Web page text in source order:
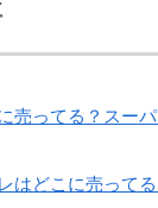
売ってる？スー
はどこに売って